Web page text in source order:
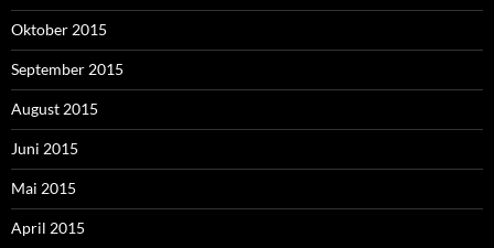
Oktober 2015
September 2015
August 2015
Juni 2015
Mai 2015
April 2015